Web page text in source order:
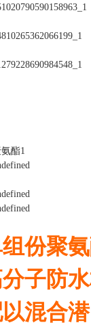
份聚
子防
混合